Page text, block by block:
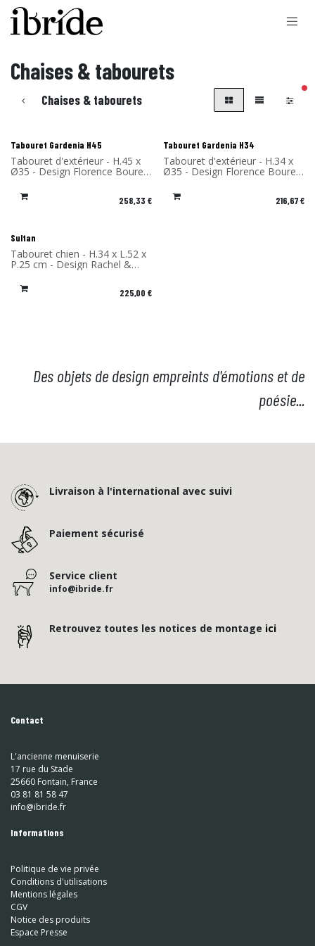
Se rendre au contenu
Chaises & tabourets
Chaises & tabourets
Tabouret Gardenia H45
Tabouret d'extérieur - H.45 x
Ø35 - Design Florence Bourel
- Matériau: Stratifié compact -
Fabriqué en France
258,33 €
Tabouret Gardenia H34
Tabouret d'extérieur - H.34 x
Ø35 - Design Florence Bourel
- Matériau: Stratifié compact -
Fabriqué en France
216,67€
Sultan
Tabouret chien - H.34 x L.52 x
P.25 cm - Design Rachel &
Benoît Convers - Matériau:
Stratifié massif - Fabriqué en
France 225,00 €
Des objets de design empreints d'émotions et de
poésie...
Livraison à l'international avec suivi
Paiement sécurisé
Service client
info@ibride.fr
Retrouvez toutes les notices de montage ici
Contact
L'ancienne menuiserie
17 rue du Stade
25660 Fontain, France
03 81 81 58 47
info@ibride.fr
Informations
Politique de vie privée
Conditions d'utilisations
Mentions légales
CGV
Notice des produits
Espace Presse